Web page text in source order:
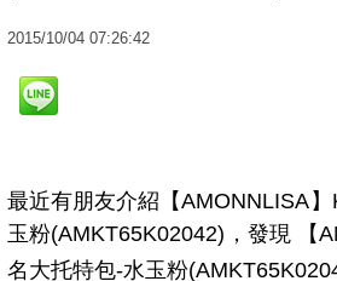
2015/10/04 07:26:42
最近有朋友介紹【AMONNLISA
玉粉(AMKT65K02042)，發現 【
名大托特包-水玉粉